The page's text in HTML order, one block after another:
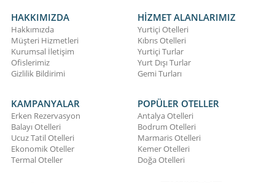
HAKKIMIZDA
Hakkımızda
Müşteri Hizmetleri
Kurumsal İletişim
Ofislerimiz
Gizlilik Bildirimi
HİZMET ALANLARIMIZ
Yurtiçi Otelleri
Kıbrıs Otelleri
Yurtiçi Turlar
Yurt Dışı Turlar
Gemi Turları
KAMPANYALAR
Erken Rezervasyon
Balayı Otelleri
Ucuz Tatil Otelleri
Ekonomik Oteller
Termal Oteller
POPÜLER OTELLER
Antalya Otelleri
Bodrum Otelleri
Marmaris Otelleri
Kemer Otelleri
Doğa Otelleri